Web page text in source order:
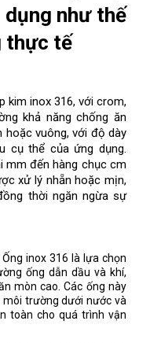
như thế
thực tế
kim inox 316, với crom,
khả năng chống ăn
hoặc vuông, với độ dày
cụ thể của ứng dụng.
mm đến hàng chục cm
xử lý nhẵn hoặc mịn,
thời ngăn ngừa sự
Ống inox 316 là lựa chọn
ống dẫn dầu và khí,
mòn cao. Các ống này
trường dưới nước và
toàn cho quá trình vận